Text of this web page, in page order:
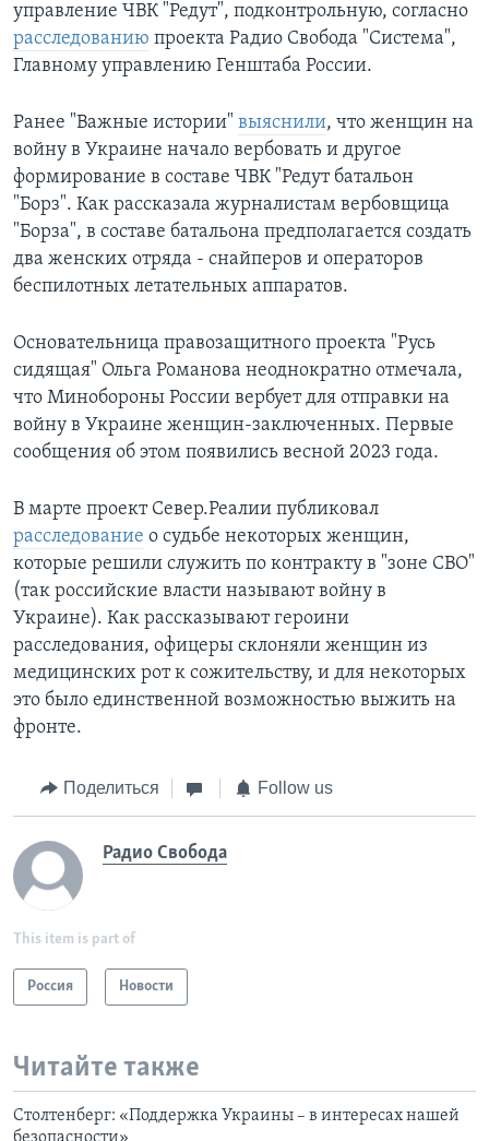
управление ЧВК "Редут", подконтрольную, согласно
расследованию проекта Радио Свобода "Система",
Главному управлению Генштаба России.
Ранее "Важные истории" выяснили, что женщин на
войну в Украине начало вербовать и другое
формирование в составе ЧВК "Редут батальон
"Борз". Как рассказала журналистам вербовщица
"Борза", в составе батальона предполагается создать
два женских отряда - снайперов и операторов
беспилотных летательных аппаратов.
Основательница правозащитного проекта "Русь
сидящая" Ольга Романова неоднократно отмечала,
что Минобороны России вербует для отправки на
войну в Украине женщин-заключенных. Первые
сообщения об этом появились весной 2023 года.
В марте проект Север.Реалии публиковал
расследование о судьбе некоторых женщин,
которые решили служить по контракту в "зоне СВО"
(так российские власти называют войну в
Украине). Как рассказывают героини
расследования, офицеры склоняли женщин из
медицинских рот к сожительству, и для некоторых
это было единственной возможностью выжить на
фронте.
Поделиться Follow us
Радио Свобода
This item is part of
Россия Новости
Читайте также
Столтенберг: «Поддержка Украины – в интересах нашей